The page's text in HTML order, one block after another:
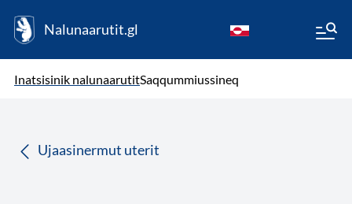
Nalunaarutit.gl
Inatsisinik nalunaarutitSaqqummiussineq
Ujaasinermut uterit